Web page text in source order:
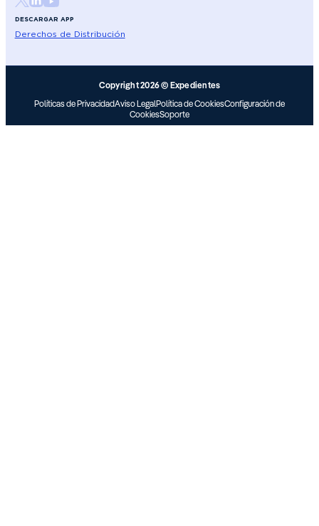
DESCARGAR APP
Derechos de Distribución
Copyright 2026 © Expedientes
Políticas de PrivacidadAviso LegalPolítica de CookiesConfiguración de
CookiesSoporte